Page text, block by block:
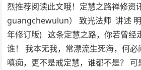
烈推荐阅读此文哦！定慧之路禅修资
guangchewulun） 致光法师 讲述
年修订版) 这条定慧之路，你若曾经
谁！ 我本无我，常漂流生死海，何
嗔痴，更不是戒定慧，谁都不是？